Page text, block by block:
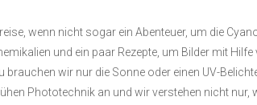
wenn nicht sogar ein Abenteuer, um die
und ein paar Rezepte, um Bilder mit Hilfe
brauchen wir nur die Sonne oder einen UV-
Phototechnik an und wir verstehen nicht nur,